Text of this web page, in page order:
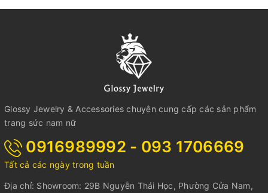
Glossy Jewelry & Accessories chuyên cung cấp các sản phẩm
trang sức nam nữ
0916989992 - 093 1706669
Tất cả các ngày trong tuần
Địa chỉ: Showroom: 29B Nguyễn Thái Học, Phường Cửa Nam,